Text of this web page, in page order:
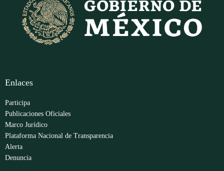
Enlaces
Participa
Publicaciones Oficiales
Marco Jurídico
Plataforma Nacional de Transparencia
Alerta
Denuncia